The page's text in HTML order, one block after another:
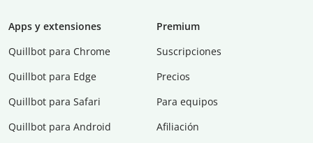
Apps y extensiones
Quillbot para Chrome
Quillbot para Edge
Quillbot para Safari
Quillbot para Android
Premium
Suscripciones
Precios
Para equipos
Afiliación